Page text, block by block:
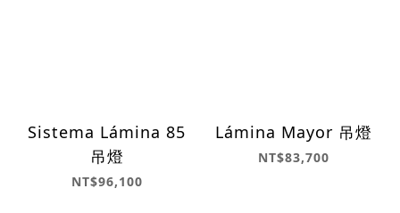
Sistema Lámina 85
吊燈
NT$96,100
Lámina Mayor 吊燈
NT$83,700